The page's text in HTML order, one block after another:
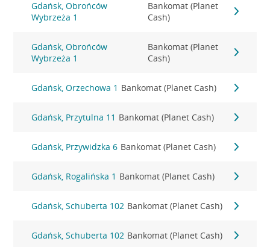
Gdańsk, Obrońców
Wybrzeża 1
Bankomat (Planet
Cash)
Gdańsk, Obrońców
Wybrzeża 1
Bankomat (Planet
Cash)
Gdańsk, Orzechowa 1 Bankomat (Planet Cash)
Gdańsk, Przytulna 11 Bankomat (Planet Cash)
Gdańsk, Przywidzka 6 Bankomat (Planet Cash)
Gdańsk, Rogalińska 1 Bankomat (Planet Cash)
Gdańsk, Schuberta 102 Bankomat (Planet Cash)
Gdańsk, Schuberta 102 Bankomat (Planet Cash)